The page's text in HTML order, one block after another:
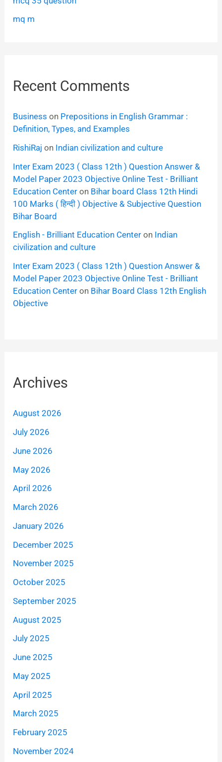
mq m
Recent Comments
Business on Prepositions in English Grammar :
Definition, Types, and Examples
RishiRaj on Indian civilization and culture
Inter Exam 2023 ( Class 12th ) Question Answer &
Model Paper 2023 Objective Online Test - Brilliant
Education Center on Bihar board Class 12th Hindi
100 Marks ( हिन्दी ) Objective & Subjective Question
Bihar Board
English - Brilliant Education Center on Indian
civilization and culture
Inter Exam 2023 ( Class 12th ) Question Answer &
Model Paper 2023 Objective Online Test - Brilliant
Education Center on Bihar Board Class 12th English
Objective
Archives
August 2026
July 2026
June 2026
May 2026
April 2026
March 2026
January 2026
December 2025
November 2025
October 2025
September 2025
August 2025
July 2025
June 2025
May 2025
April 2025
March 2025
February 2025
November 2024